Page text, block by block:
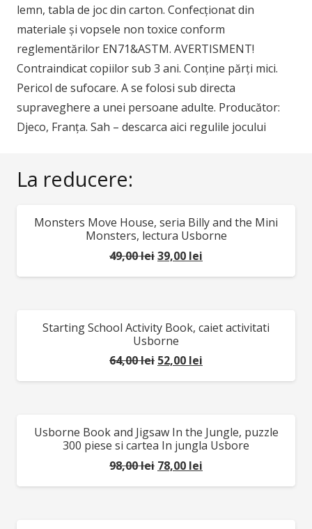
lemn, tabla de joc din carton. Confecționat din
materiale și vopsele non toxice conform
reglementărilor EN71&ASTM. AVERTISMENT!
Contraindicat copiilor sub 3 ani. Conține părți mici.
Pericol de sufocare. A se folosi sub directa
supraveghere a unei persoane adulte. Producător:
Djeco, Franța. Sah – descarca aici regulile jocului
La reducere:
REDUCERI!
Monsters Move House, seria Billy and the Mini
Monsters, lectura Usborne
49,00leiPrețul
inițial
49,00 lei.
39,00 lei
curent
REDUCERI!
Starting School Activity Book, caiet activitati
Usborne
64,00lei Prețul
inițial
64,00 lei.
52,00 lei
curent
REDUCERI!
Usborne Book and Jigsaw In the Jungle, puzzle
300 piese si cartea In jungla Usbore
98,00lei Prețul
inițial
78,00 lei
curent